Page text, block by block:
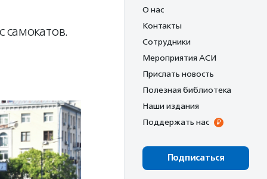
О нас
Контакты
Сотрудники
Мероприятия АСИ
Прислать новость
Полезная библиотека
Наши издания
Поддержать нас
Подписаться